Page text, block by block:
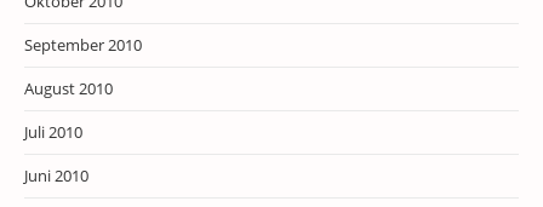
September 2010
August 2010
Juli 2010
Juni 2010